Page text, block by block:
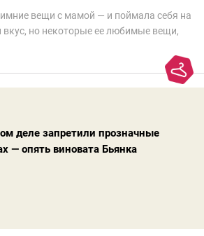
вещи с мамой — и поймала себя на
вкус, но некоторые ее любимые вещи,
в том, что сама мода сделала шаг
деле запретили прозначные
— опять виновата Бьянка